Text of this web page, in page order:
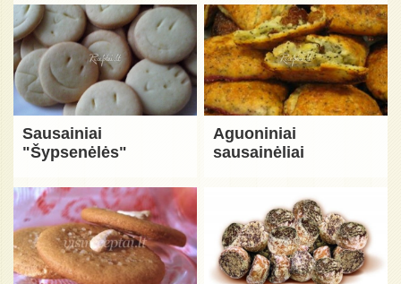
Sausainiai
"Šypsenėlės"
Aguoniniai
sausainėliai